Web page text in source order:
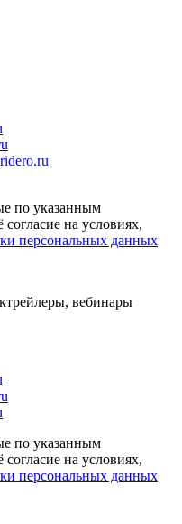
по указанным
на условиях,
персональных данных
вебинары
по указанным
на условиях,
персональных данных